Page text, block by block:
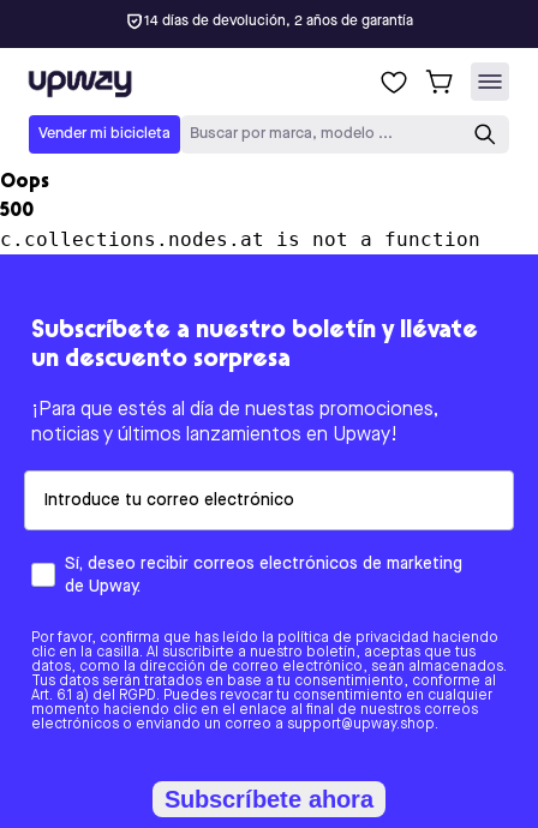
14 días de devolución, 2 años de garantía
Upway
Vender mi bicicleta Buscar por marca, modelo ...
Oops
500
c.collections.nodes.at is not a function
Subscríbete a nuestro boletín y llévate
un descuento sorpresa
¡Para que estés al día de nuestas promociones,
noticias y últimos lanzamientos en Upway!
Sí, deseo recibir correos electrónicos de marketing
de Upway.
Por favor, confirma que has leído la política de privacidad haciendo
clic en la casilla. Al suscribirte a nuestro boletín, aceptas que tus
datos, como la dirección de correo electrónico, sean almacenados.
Tus datos serán tratados en base a tu consentimiento, conforme al
Art. 6.1 a) del RGPD. Puedes revocar tu consentimiento en cualquier
momento haciendo clic en el enlace al final de nuestros correos
electrónicos o enviando un correo a support@upway.shop.
Subscríbete ahora